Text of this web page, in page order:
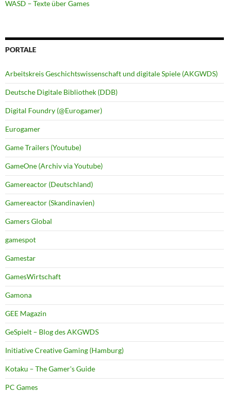
WASD – Texte über Games
PORTALE
Arbeitskreis Geschichtswissenschaft und digitale Spiele (AKGWDS)
Deutsche Digitale Bibliothek (DDB)
Digital Foundry (@Eurogamer)
Eurogamer
Game Trailers (Youtube)
GameOne (Archiv via Youtube)
Gamereactor (Deutschland)
Gamereactor (Skandinavien)
Gamers Global
gamespot
Gamestar
GamesWirtschaft
Gamona
GEE Magazin
GeSpielt – Blog des AKGWDS
Initiative Creative Gaming (Hamburg)
Kotaku – The Gamer's Guide
PC Games